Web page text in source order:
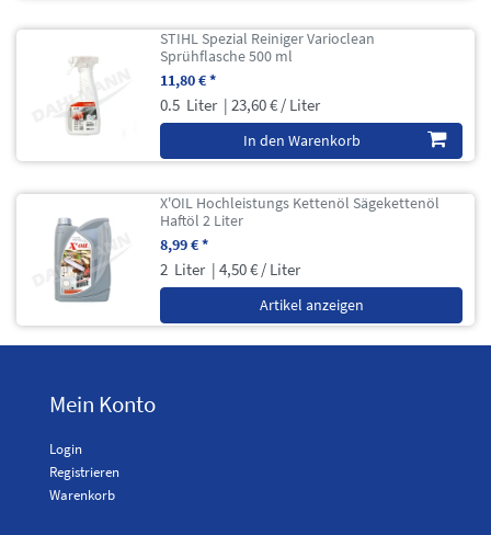
STIHL Spezial Reiniger Varioclean
Sprühflasche 500 ml
11,80 € *
0.5 Liter | 23,60 € / Liter
In den Warenkorb
X'OIL Hochleistungs Kettenöl Sägekettenöl
Haftöl 2 Liter
8,99 € *
2 Liter | 4,50 € / Liter
Artikel anzeigen
Mein Konto
Login
Registrieren
Warenkorb